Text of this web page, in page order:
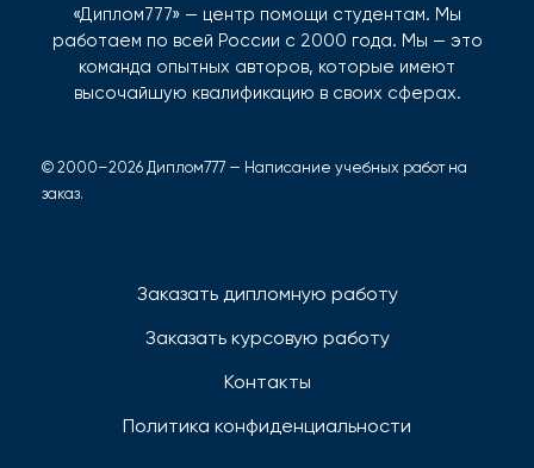
«Диплом777» — центр помощи студентам. Мы
работаем по всей России с 2000 года. Мы — это
команда опытных авторов, которые имеют
высочайшую квалификацию в своих сферах.
© 2000–2026 Диплом777 — Написание учебных работ на
заказ.
Заказать дипломную работу
Заказать курсовую работу
Контакты
Политика конфиденциальности